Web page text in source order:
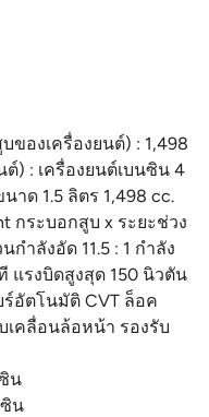
ของเครื่องยนต์) : 1,498
ต์) : เครื่องยนต์เบนซิน 4
าด 1.5 ลิตร 1,498 cc.
กระบอกสูบ x ระยะช่วง
กำลังอัด 11.5 : 1 กำลัง
แรงบิดสูงสุด 150 นิวตัน
อัตโนมัติ CVT ล็อค
เคลื่อนล้อหน้า รองรับ
น
ซิน